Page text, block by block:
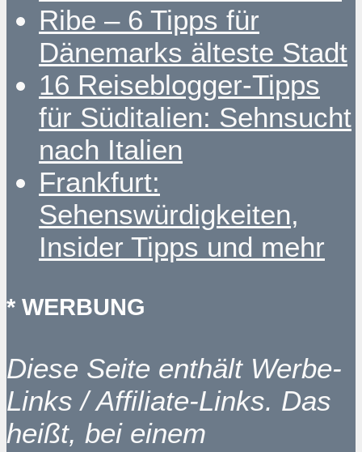
Ribe – 6 Tipps für
Dänemarks älteste Stadt
16 Reiseblogger-Tipps
für Süditalien: Sehnsucht
nach Italien
Frankfurt:
Sehenswürdigkeiten,
Insider Tipps und mehr
* WERBUNG
Diese Seite enthält Werbe-
Links / Affiliate-Links. Das
heißt, bei einem